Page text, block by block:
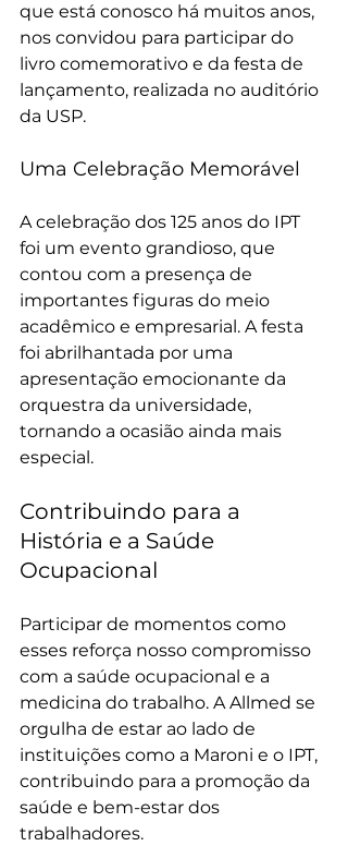
que está conosco há muitos anos,
nos convidou para participar do
livro comemorativo e da festa de
lançamento, realizada no auditório
da USP.
Uma Celebração Memorável
A celebração dos 125 anos do IPT
foi um evento grandioso, que
contou com a presença de
importantes figuras do meio
acadêmico e empresarial. A festa
foi abrilhantada por uma
apresentação emocionante da
orquestra da universidade,
tornando a ocasião ainda mais
especial.
Contribuindo para a
História e a Saúde
Ocupacional
Participar de momentos como
esses reforça nosso compromisso
com a saúde ocupacional e a
medicina do trabalho. A Allmed se
orgulha de estar ao lado de
instituições como a Maroni e o IPT,
contribuindo para a promoção da
saúde e bem-estar dos
trabalhadores.